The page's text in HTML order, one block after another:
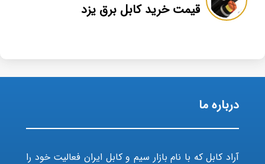
قیمت خرید کابل برق یزد
درباره ما
آراد کابل که با نام بازار سیم و کابل ایران فعالیت خود را